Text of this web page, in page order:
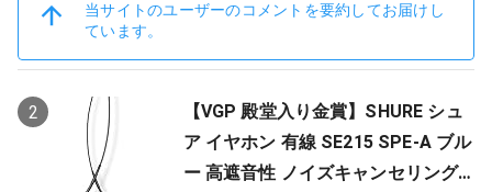
当サイトのユーザーのコメントを要約してお届けし
ています。
2
【VGP 殿堂入り金賞】SHURE シュ
ア イヤホン 有線 SE215 SPE-A ブル
ー 高遮音性 ノイズキャンセリング